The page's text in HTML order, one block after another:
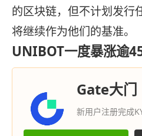
的区块链，但不计划发行
将继续作为他们的基准。
UNIBOT一度暴涨逾
Gate大门
新用户注册完成